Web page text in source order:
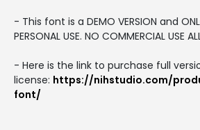
- This font is a DEMO VERSION and
PERSONAL USE. NO COMMERCIAL USE
- Here is the link to purchase full
license: https://nihstudio.com/
font/